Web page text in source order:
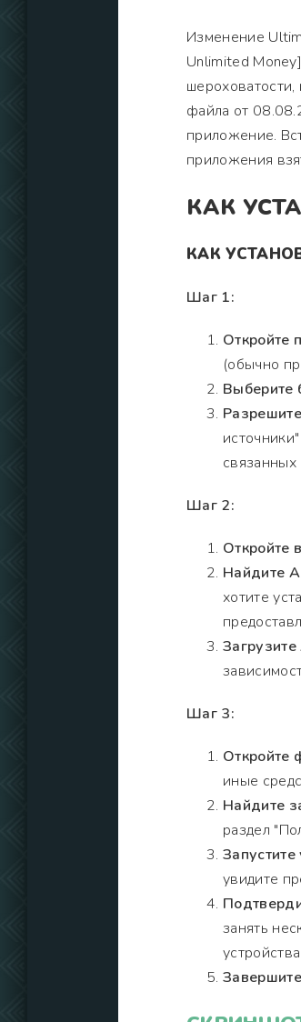
Изменение
Unlimited
файла от
приложение.
приложения
КАК
КАК
Шаг 1:
Откройте
(обычно
Выберите
Шаг 2:
Откройте
Найдите
хотите
Загрузите
Шаг 3:
Откройте
иные
Найдите
раздел
Запустите
увидите
занять
устройства.